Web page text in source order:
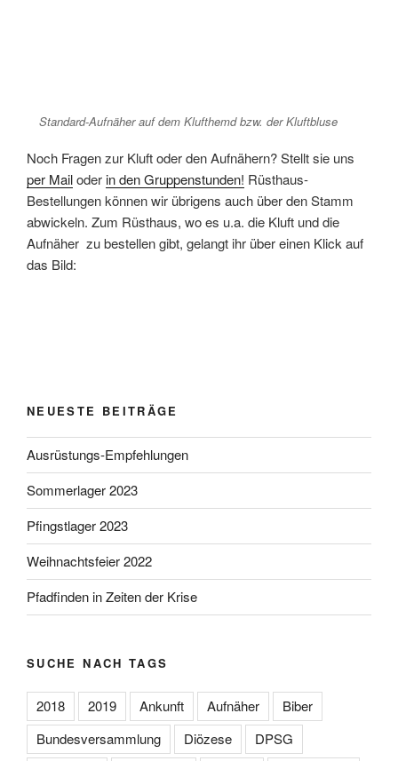
Standard-Aufnäher auf dem Klufthemd bzw. der Kluftbluse
Noch Fragen zur Kluft oder den Aufnähern? Stellt sie uns
per Mailoderin den Gruppenstunden! Rüsthaus-
Bestellungen können wir übrigens auch über den Stamm
abwickeln. Zum Rüsthaus, wo es u.a. die Kluft und die
Aufnäher zu bestellen gibt, gelangt ihr über einen Klick auf
das Bild:
NEUESTE BEITRÄGE
Ausrüstungs-Empfehlungen
Sommerlager 2023
Pfingstlager 2023
Weihnachtsfeier 2022
Pfadfinden in Zeiten der Krise
SUCHE NACH TAGS
2018 2019 Ankunft Aufnäher
Biber
Bundesversammlung
Diözese
DPSG